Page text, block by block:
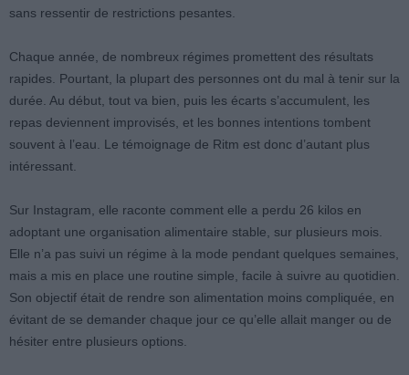
sans ressentir de restrictions pesantes.
Chaque année, de nombreux régimes promettent des résultats
rapides. Pourtant, la plupart des personnes ont du mal à tenir sur la
durée. Au début, tout va bien, puis les écarts s’accumulent, les
repas deviennent improvisés, et les bonnes intentions tombent
souvent à l’eau. Le témoignage de Ritm est donc d’autant plus
intéressant.
Sur Instagram, elle raconte comment elle a perdu 26 kilos en
adoptant une organisation alimentaire stable, sur plusieurs mois.
Elle n’a pas suivi un régime à la mode pendant quelques semaines,
mais a mis en place une routine simple, facile à suivre au quotidien.
Son objectif était de rendre son alimentation moins compliquée, en
évitant de se demander chaque jour ce qu’elle allait manger ou de
hésiter entre plusieurs options.